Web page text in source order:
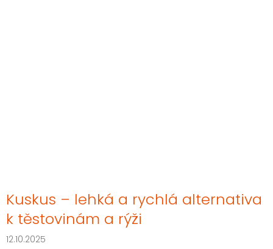
Kuskus – lehká a rychlá alternativa
k těstovinám a rýži
12.10.2025